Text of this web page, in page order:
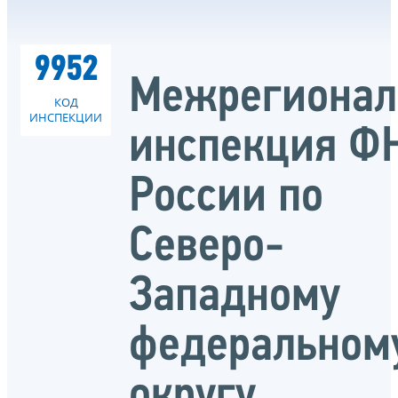
9952
КОД
ИНСПЕКЦИИ
инспекция
России по
Северо-
Западному